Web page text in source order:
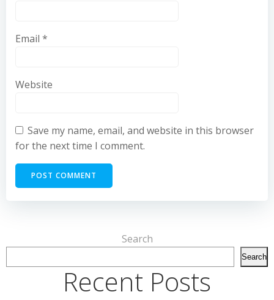
Email *
Website
Save my name, email, and website in this browser
for the next time I comment.
Search
Search
Recent Posts